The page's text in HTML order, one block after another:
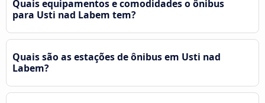
Quais equipamentos e comodidades o ônibus
para Usti nad Labem tem?
Quais são as estações de ônibus em Usti nad
Labem?